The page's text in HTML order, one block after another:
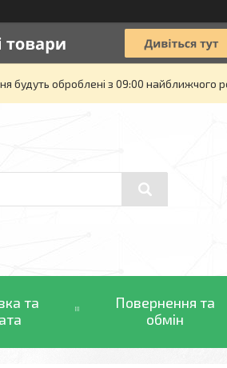
будуть оброблені з 09:00 найближчого
та
Повернення та
обмін